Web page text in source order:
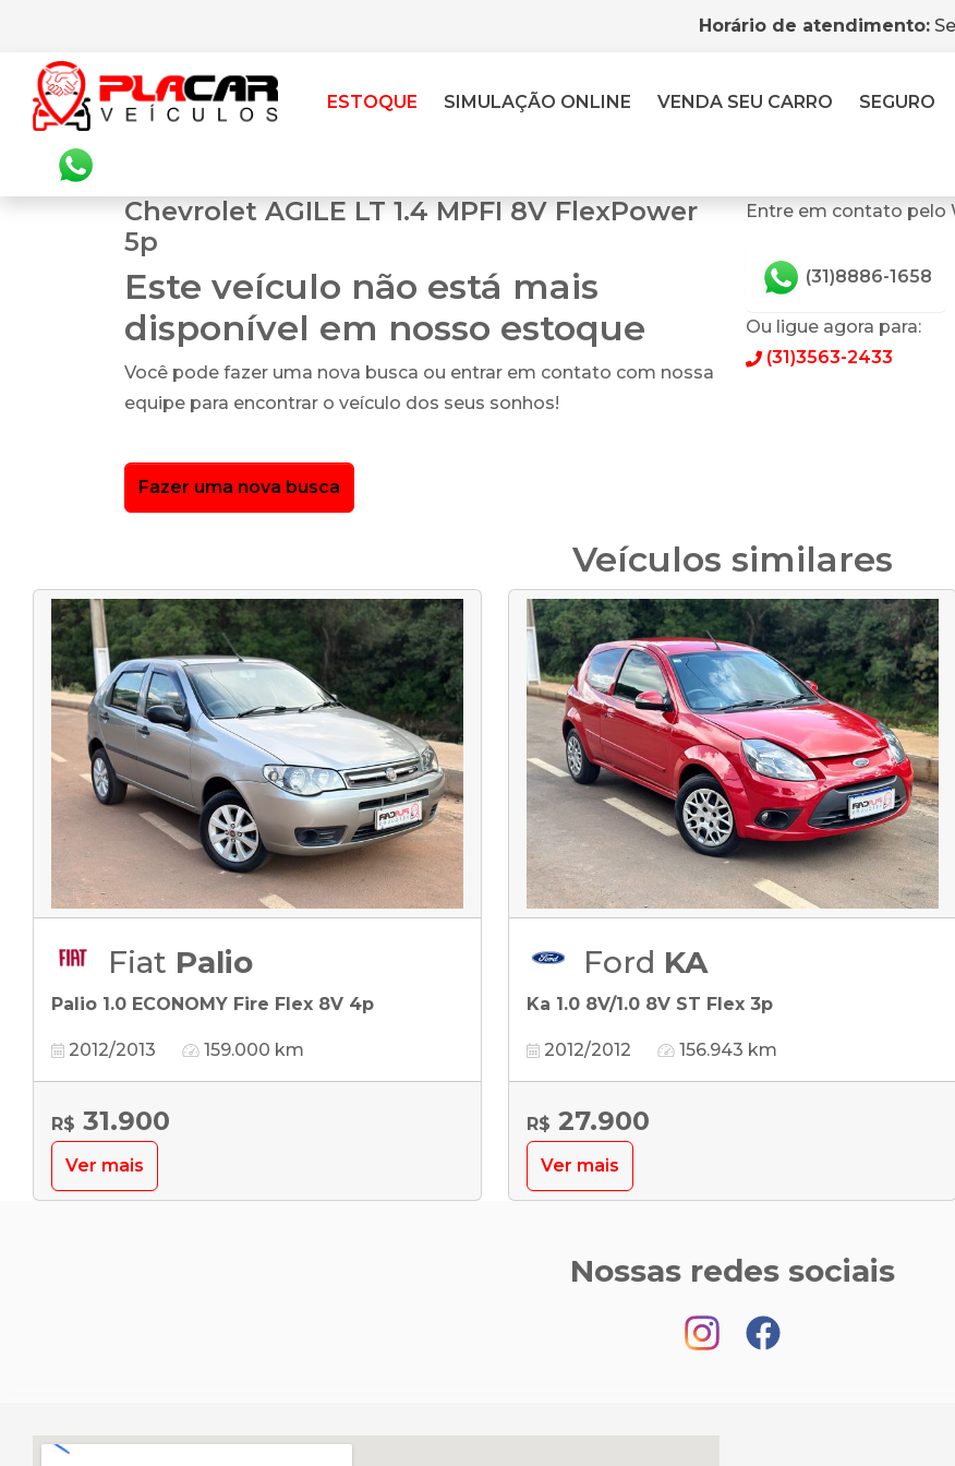
Horário de atendimento:
ESTOQUE SIMULAÇÃO ONLINE VENDA SEU CARRO SEGURO
Chevrolet AGILE LT 1.4 MPFI 8V FlexPower
5p
Este veículo não está mais
disponível em nosso estoque
Você pode fazer uma nova busca ou entrar em contato com nossa
equipe para encontrar o veículo dos seus sonhos!
Fazer uma nova busca
Entre em contato pelo
(31)8886-1658
Ou ligue agora para:
(31)3563-2433
Veículos similares
Fiat Palio
Palio 1.0 ECONOMY Fire Flex 8V 4p
2012/2013 159.000 km
R$ 31.900
Ver mais
Ford KA
Ka 1.0 8V/1.0 8V ST Flex 3p
2012/2012 156.943 km
R$ 27.900
Ver mais
Nossas redes sociais